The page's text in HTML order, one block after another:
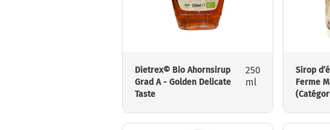
Dietrex© Bio Ahornsirup
Grad A - Golden Delicate
Taste
250
ml
Sirop
Ferme